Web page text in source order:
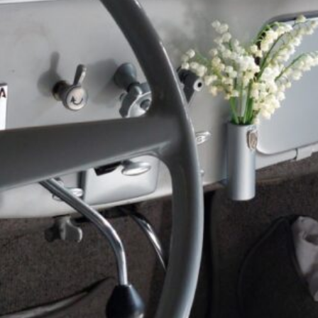
Notre local
La Boutique
Les pièces
L’assurance
Liens
La Revue
Les salons
La traction
La Traction des
Bibliographie
Présentation 7
Présentation 11
Présentation 15 six
Evolution 7 et 11 -